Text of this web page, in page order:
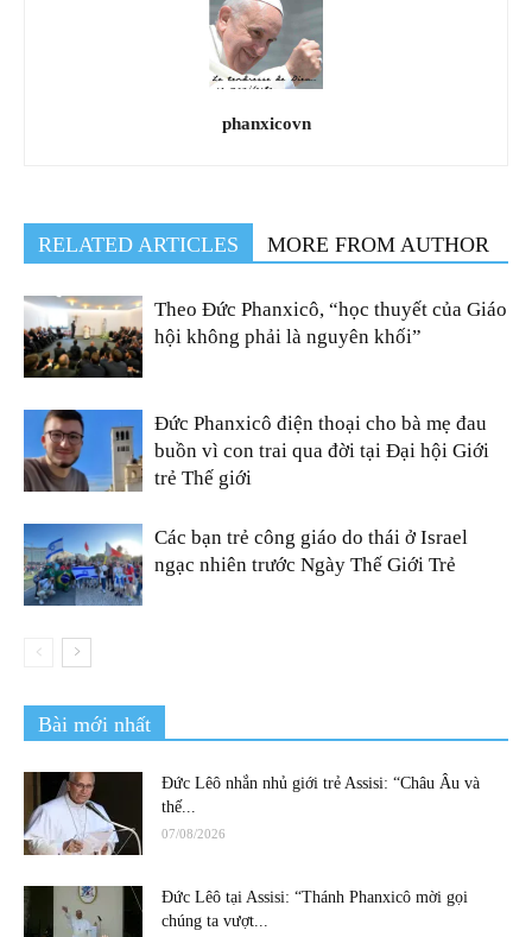
phanxicovn
RELATED ARTICLES MORE FROM AUTHOR
Theo Đức Phanxicô, “học thuyết của Giáo
hội không phải là nguyên khối”
Đức Phanxicô điện thoại cho bà mẹ đau
buồn vì con trai qua đời tại Đại hội Giới
trẻ Thế giới
Các bạn trẻ công giáo do thái ở Israel
ngạc nhiên trước Ngày Thế Giới Trẻ
Bài mới nhất
Đức Lêô nhắn nhủ giới trẻ Assisi: “Châu Âu và
thế...
07/08/2026
Đức Lêô tại Assisi: “Thánh Phanxicô mời gọi
chúng ta vượt...